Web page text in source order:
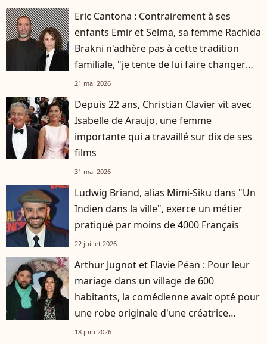
Eric Cantona : Contrairement à ses
enfants Emir et Selma, sa femme Rachida
Brakni n'adhère pas à cette tradition
familiale, "je tente de lui faire changer
d'avis"
21 mai 2026
Depuis 22 ans, Christian Clavier vit avec
Isabelle de Araujo, une femme
importante qui a travaillé sur dix de ses
films
31 mai 2026
Ludwig Briand, alias Mimi-Siku dans "Un
Indien dans la ville", exerce un métier
pratiqué par moins de 4000 Français
22 juillet 2026
Arthur Jugnot et Flavie Péan : Pour leur
mariage dans un village de 600
habitants, la comédienne avait opté pour
une robe originale d'une créatrice
française
18 juin 2026